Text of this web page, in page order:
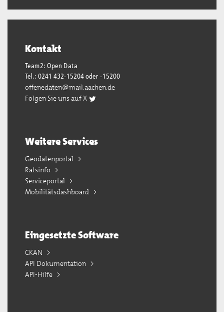
Kontakt
Team2: Open Data
Tel.: 0241 432-15204 oder -15200
offenedaten@mail.aachen.de
Folgen Sie uns auf X
Weitere Services
Geodatenportal
Ratsinfo
Serviceportal
Mobilitätsdashboard
Eingesetzte Software
CKAN
API Dokumentation
API-Hilfe